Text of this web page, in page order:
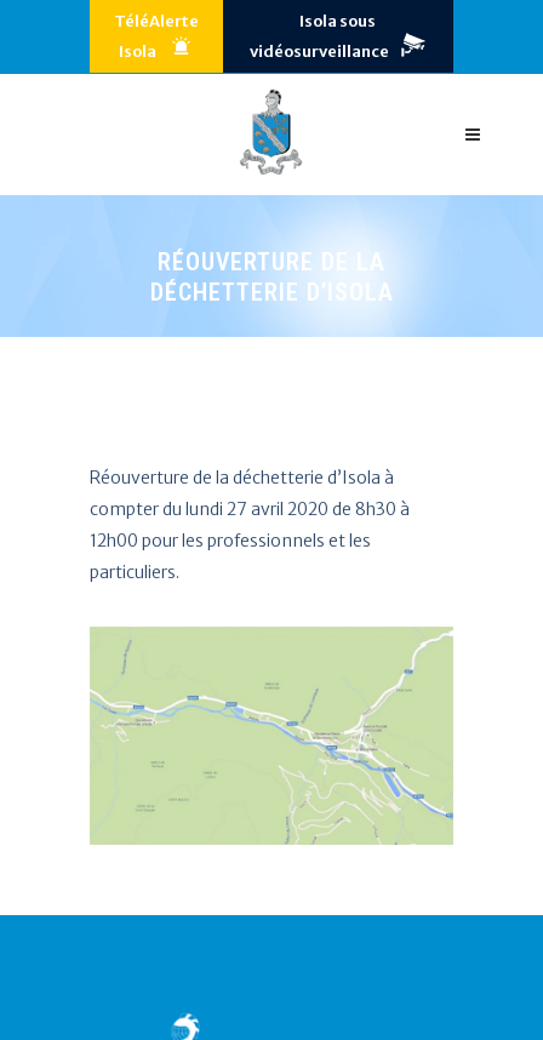
TéléAlerte
Isola
Isola sous
vidéosurveillance
RÉOUVERTURE DE LA
DÉCHETTERIE D’ISOLA
Réouverture de la déchetterie d’Isola à
compter du lundi 27 avril 2020 de 8h30 à
12h00 pour les professionnels et les
particuliers.